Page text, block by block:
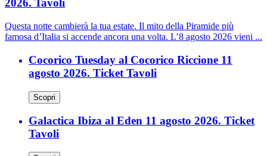
2026. Tavoli
Questa notte cambierà la tua estate. Il mito della Piramide più
famosa d’Italia si accende ancora una volta. L’8 agosto 2026 vieni ...
Cocorico Tuesday al Cocorico Riccione 11
agosto 2026. Ticket Tavoli
Scopri
Galactica Ibiza al Eden 11 agosto 2026. Ticket
Tavoli